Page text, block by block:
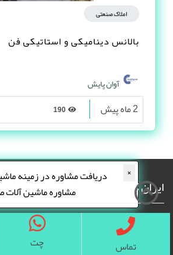
تماس چت
املاک صنعتی
بالانس دینامیکی و استاتیکی فن
آوان پایش
2 ماه پیش
×
دریافت مشاوره در زمینه
مشاوره ماشین آلات
ایران کارخانه